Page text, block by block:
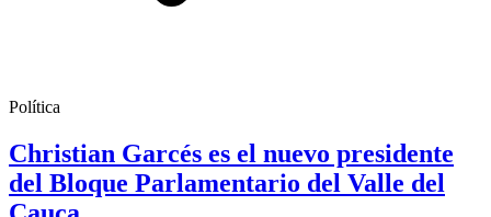
Política
Christian Garcés es el nuevo presidente
del Bloque Parlamentario del Valle del